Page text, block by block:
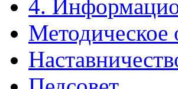
4.
Методическое